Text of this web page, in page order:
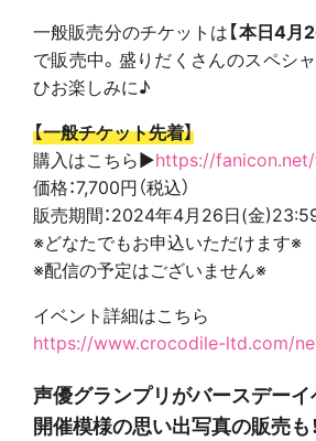
一般販売分のチケットは【本日4月
で販売中。盛りだくさんのスペシ
ひお楽しみに♪
【一般チケット先着】
購入はこちら▶https://
価格：7,700円（税込）
販売期間：2024年4月26日(金
※どなたでもお申込いただけます※
※配信の予定はございません※
イベント詳細はこちら
https://www.crocodile-ltd.com/
声優グランプリがバースデーイ
開催模様の思い出写真の販売も